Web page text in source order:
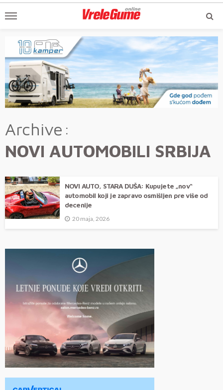
Archive
NOVI AUTOMOBILI SRBIJA
NOVI AUTO, STARA DUŠA: Kupujete „nov“
automobil koji je zapravo osmišljen pre više od
decenije
20 maja, 2026